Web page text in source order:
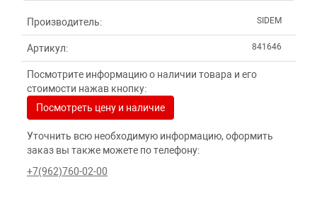
Производитель: SIDEM
Артикул: 841646
Посмотрите информацию о наличии товара и его
стоимости нажав кнопку:
Посмотреть цену и наличие
Уточнить всю необходимую информацию, оформить
заказ вы также можете по телефону:
+7(962)760-02-00